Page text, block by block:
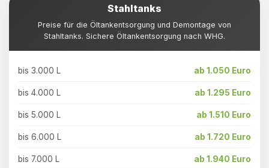
Stahltanks
Preise für die Öltankentsorgung und Demontage von
Stahltanks. Sichere Öltankentsorgung nach WHG.
bis 3.000 L ab 1.050 Euro
bis 4.000 L ab 1.295 Euro
bis 5.000 L ab 1.510 Euro
bis 6.000 L ab 1.720 Euro
bis 7.000 L ab 1.940 Euro